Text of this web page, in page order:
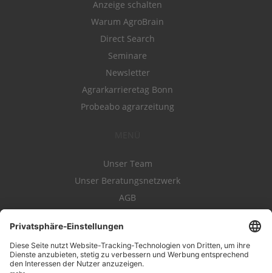
Anzeige schalten
Warum AgroBrain
Direct Search
Seminare
Newsletter
Agrarkarrieretag Bonn
Probeabo agrarzeitung
Unser Team
Unser Beratungsnetzwerk
AGB
Datenschutz
Impressum
Kontakt